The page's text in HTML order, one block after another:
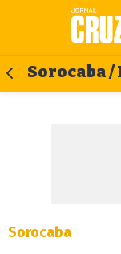
Sorocaba
Sorocaba